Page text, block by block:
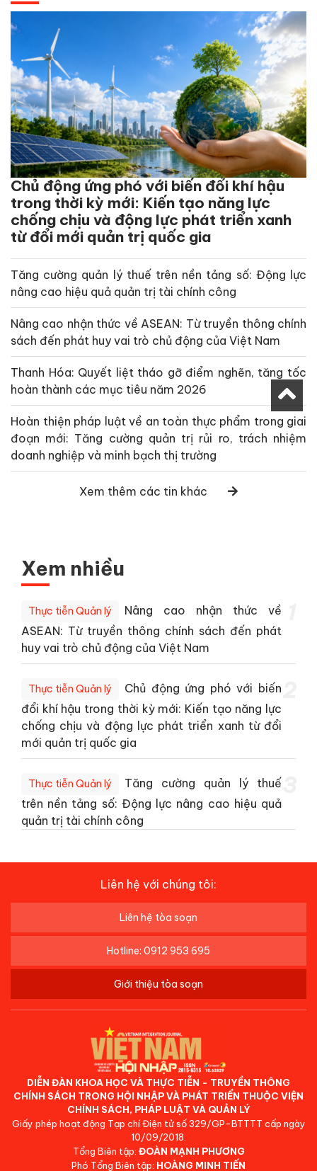
Chủ động ứng phó với biến đổi khí hậu
trong thời kỳ mới: Kiến tạo năng lực
chống chịu và động lực phát triển xanh
từ đổi mới quản trị quốc gia
Tăng cường quản lý thuế trên nền tảng số: Động lực
nâng cao hiệu quả quản trị tài chính công
Nâng cao nhận thức về ASEAN: Từ truyền thông chính
sách đến phát huy vai trò chủ động của Việt Nam
Thanh Hóa: Quyết liệt tháo gỡ điểm nghẽn, tăng tốc
hoàn thành các mục tiêu năm 2026
Hoàn thiện pháp luật về an toàn thực phẩm trong giai
đoạn mới: Tăng cường quản trị rủi ro, trách nhiệm
doanh nghiệp và minh bạch thị trường
Xem thêm các tin khác
Xem nhiều
Thực tiễn Quản lý
Nâng cao nhận thức về
ASEAN: Từ truyền thông chính sách đến phát
huy vai trò chủ động của Việt Nam
Thực tiễn Quản lý
Chủ động ứng phó với biến
đổi khí hậu trong thời kỳ mới: Kiến tạo năng lực
chống chịu và động lực phát triển xanh từ đổi
mới quản trị quốc gia
Thực tiễn Quản lý
Tăng cường quản lý thuế
trên nền tảng số: Động lực nâng cao hiệu quả
quản trị tài chính công
Liên hệ với chúng tôi:
Liên hệ tòa soạn
Hotline: 0912 953 695
Giới thiệu tòa soạn
DIỄN ĐÀN KHOA HỌC VÀ THỰC TIỄN - TRUYỀN THÔNG
CHÍNH SÁCH TRONG HỘI NHẬP VÀ PHÁT TRIỂN THUỘC VIỆN
CHÍNH SÁCH, PHÁP LUẬT VÀ QUẢN LÝ
Giấy phép hoạt động Tạp chí Điện tử số 329/GP-BTTTT cấp ngày
10/09/2018.
Tổng Biên tập: ĐOÀN MẠNH PHƯƠNG
Phó Tổng Biên tập: HOÀNG MINH TIẾN